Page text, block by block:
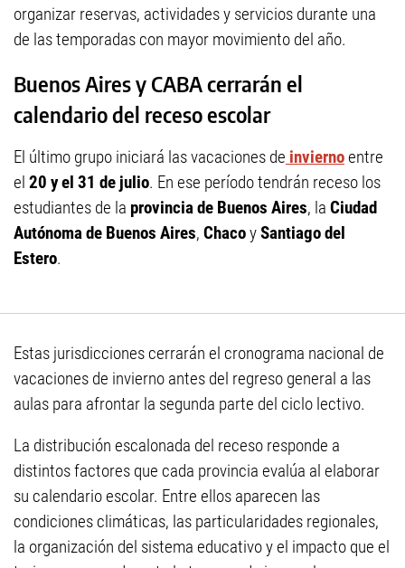
organizar reservas, actividades y servicios durante una
de las temporadas con mayor movimiento del año.
Buenos Aires y CABA cerrarán el
calendario del receso escolar
El último grupo iniciará las vacaciones de inviernoentre
el 20 y el 31 de julio. En ese período tendrán receso los
estudiantes de la provincia de Buenos Aires, la Ciudad
Autónoma de Buenos Aires, ChacoySantiago del
Estero.
Estas jurisdicciones cerrarán el cronograma nacional de
vacaciones de invierno antes del regreso general a las
aulas para afrontar la segunda parte del ciclo lectivo.
La distribución escalonada del receso responde a
distintos factores que cada provincia evalúa al elaborar
su calendario escolar. Entre ellos aparecen las
condiciones climáticas, las particularidades regionales,
la organización del sistema educativo y el impacto que el